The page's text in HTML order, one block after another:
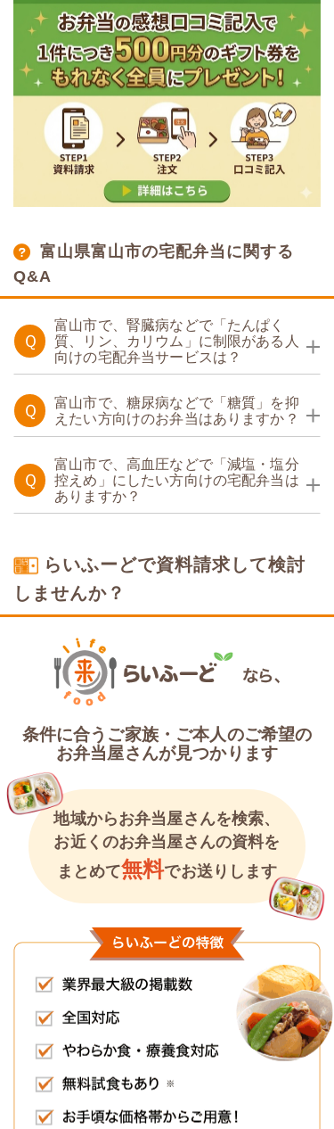
富山県富山市の宅配弁当に関する
Q&A
Ｑ
富山市で、腎臓病などで「たんぱく
質、リン、カリウム」に制限がある人
向けの宅配弁当サービスは？
Ｑ
富山市で、糖尿病などで「糖質」を抑
えたい方向けのお弁当はありますか？
Ｑ
富山市で、高血圧などで「減塩・塩分
控えめ」にしたい方向けの宅配弁当は
ありますか？
らいふーどで資料請求して検討
しませんか？
条件に合うご家族・ご本人のご希望の
お弁当屋さんが見つかります
地域からお弁当屋さんを検索、
お近くのお弁当屋さんの資料を
まとめて無料でお送りします